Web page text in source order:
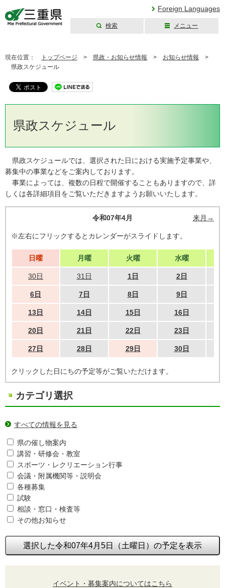
Foreign Languages
検索 メニュー
現在位置： トップページ > 県政・お知らせ情報 > お知らせ情報 >
県政スケジュール
県政スケジュール
県政スケジュールでは、選択された日における実施予定事業や、
募集中の事業などをご案内しております。
事業によっては、複数の日程で開催することもありますので、詳
しくは各詳細項目をご覧いただきますようお願いいたします。
令和07年4月 来月→
※左右にフリックするとカレンダーがスライドします。
日曜 月曜 火曜 水曜
30日 31日 1日 2日
6日 7日 8日 9日
13日 14日 15日 16日
20日 21日 22日 23日
27日 28日 29日 30日
クリックした日にちの予定等がご覧いただけます。
カテゴリ選択
すべての情報を見る
県の催し物案内
講習・研修会・教室
スポーツ・レクリエーション行事
会議・附属機関等・説明会
各種募集
試験
相談・窓口・検査等
その他お知らせ
選択した令和07年4月5日（土曜日）の予定を表示
イベント・募集案内についてはこちら